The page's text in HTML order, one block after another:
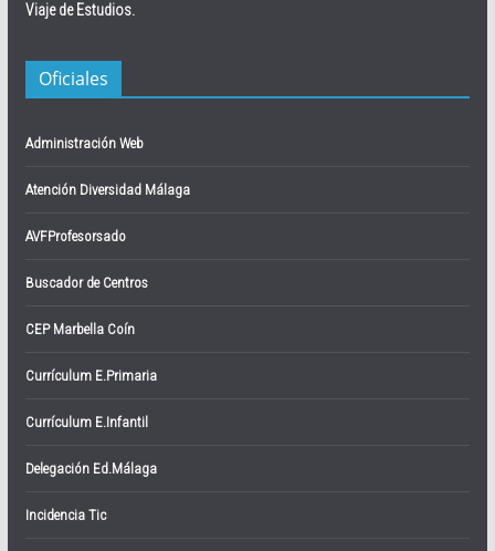
Viaje de Estudios.
Oficiales
Administración Web
Atención Diversidad Málaga
AVFProfesorsado
Buscador de Centros
CEP Marbella Coín
Currículum E.Primaria
Currículum E.Infantil
Delegación Ed.Málaga
Incidencia Tic